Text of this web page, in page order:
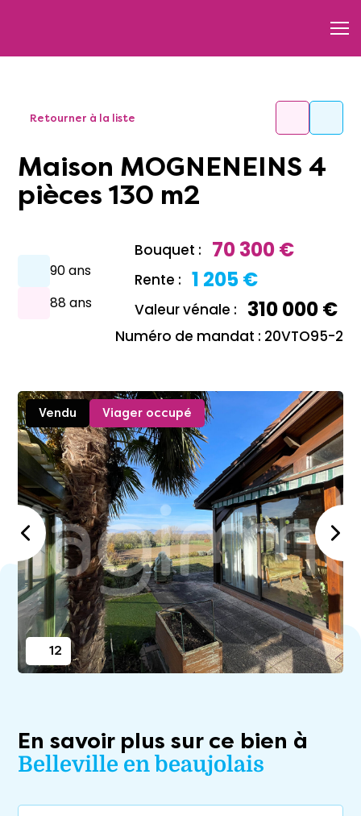
Retourner à la liste
Maison MOGNENEINS 4
pièces 130 m2
90 ans
88 ans
Bouquet : 70 300 €
Rente : 1 205 €
Valeur vénale : 310 000 €
Numéro de mandat : 20VTO95-2
Vendu Viager occupé
12
En savoir plus sur ce bien à
Belleville en beaujolais